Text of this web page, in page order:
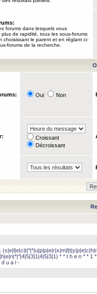
forums dans lesquels vous
de rapidité, tous les sous-forums
choisissant le parent et en réglant ci-
forums de la recherche.
Oui Non
Croissant
Décroissant
* * t h e n * * 1
d u a l -